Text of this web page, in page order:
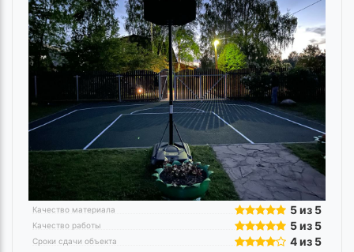
Качество материала 5 из 5
Качество работы 5 из 5
Сроки сдачи объекта
4 из 5